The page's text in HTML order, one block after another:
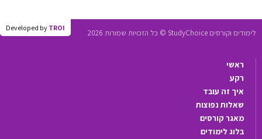
Developed by TROI
לימודים וקורסים StudyChoice © כל הזכויות שמורות 2026
ראשי
רקע
איך זה עובד
שאלות נפוצות
מאגר קורסים
בלוג לימודים